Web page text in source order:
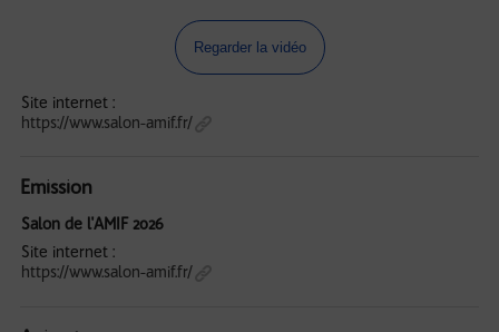
Regarder la vidéo
Site internet :
https://www.salon-amif.fr/
Emission
Salon de l'AMIF 2026
Site internet :
https://www.salon-amif.fr/